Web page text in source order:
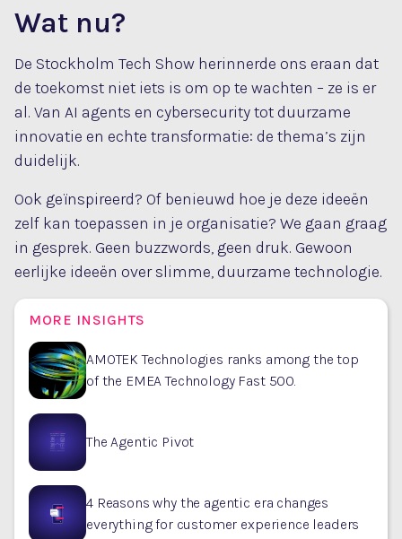
Wat nu?
De Stockholm Tech Show herinnerde ons eraan dat
de toekomst niet iets is om op te wachten – ze is er
al. Van AI agents en cybersecurity tot duurzame
innovatie en echte transformatie: de thema’s zijn
duidelijk.
Ook geïnspireerd? Of benieuwd hoe je deze ideeën
zelf kan toepassen in je organisatie? We gaan graag
in gesprek. Geen buzzwords, geen druk. Gewoon
eerlijke ideeën over slimme, duurzame technologie.
MORE INSIGHTS
AMOTEK Technologies ranks among the top
of the EMEA Technology Fast 500.
The Agentic Pivot
4 Reasons why the agentic era changes
everything for customer experience leaders